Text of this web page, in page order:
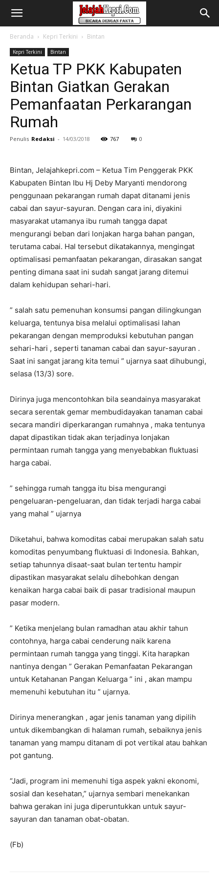
Beranda Kepri Terkini Bintan
Kepri Terkini Bintan
Ketua TP PKK Kabupaten
Bintan Giatkan Gerakan
Pemanfaatan Perkarangan
Rumah
Penulis Redaksi - 14/03/2018 767 0
Bintan, Jelajahkepri.com – Ketua Tim Penggerak PKK
Kabupaten Bintan Ibu Hj Deby Maryanti mendorong
penggunaan pekarangan rumah dapat ditanami jenis
cabai dan sayur-sayuran. Dengan cara ini, diyakini
masyarakat utamanya ibu rumah tangga dapat
mengurangi beban dari lonjakan harga bahan pangan,
terutama cabai. Hal tersebut dikatakannya, mengingat
optimalisasi pemanfaatan pekarangan, dirasakan sangat
penting dimana saat ini sudah sangat jarang ditemui
dalam kehidupan sehari-hari.
” salah satu pemenuhan konsumsi pangan dilingkungan
keluarga, tentunya bisa melalui optimalisasi lahan
pekarangan dengan memproduksi kebutuhan pangan
sehari-hari , seperti tanaman cabai dan sayur-sayuran .
Saat ini sangat jarang kita temui ” ujarnya saat dihubungi,
selasa (13/3) sore.
Dirinya juga mencontohkan bila seandainya masyarakat
secara serentak gemar membudidayakan tanaman cabai
secara mandiri diperkarangan rumahnya , maka tentunya
dapat dipastikan tidak akan terjadinya lonjakan
permintaan rumah tangga yang menyebabkan fluktuasi
harga cabai.
” sehingga rumah tangga itu bisa mengurangi
pengeluaran-pengeluaran, dan tidak terjadi harga cabai
yang mahal ” ujarnya
Diketahui, bahwa komoditas cabai merupakan salah satu
komoditas penyumbang fluktuasi di Indonesia. Bahkan,
setiap tahunnya disaat-saat bulan tertentu hampir
dipastikan masyarakat selalu dihebohkan dengan
kenaikan harga cabai baik di pasar tradisional maupun
pasar modern.
” Ketika menjelang bulan ramadhan atau akhir tahun
contohnya, harga cabai cenderung naik karena
permintaan rumah tangga yang tinggi. Kita harapkan
nantinya dengan ” Gerakan Pemanfaatan Pekarangan
untuk Ketahanan Pangan Keluarga ” ini , akan mampu
memenuhi kebutuhan itu ” ujarnya.
Dirinya menerangkan , agar jenis tanaman yang dipilih
untuk dikembangkan di halaman rumah, sebaiknya jenis
tanaman yang mampu ditanam di pot vertikal atau bahkan
pot gantung.
“Jadi, program ini memenuhi tiga aspek yakni ekonomi,
sosial dan kesehatan,” ujarnya sembari menekankan
bahwa gerakan ini juga diperuntukkan untuk sayur-
sayuran dan tanaman obat-obatan.
(Fb)